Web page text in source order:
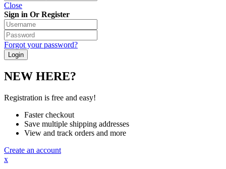
Close
Sign in Or Register
Forgot your password?
NEW HERE?
Registration is free and easy!
Faster checkout
Save multiple shipping addresses
View and track orders and more
Create an account
x